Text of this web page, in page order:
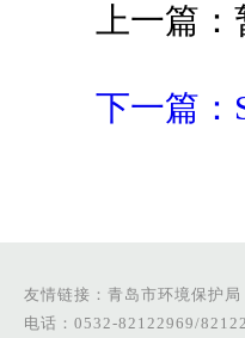
上一篇
下一篇：
友情链接： 青岛市环境保护局
电话：0532-82122969/